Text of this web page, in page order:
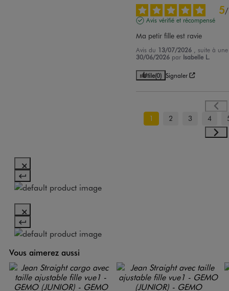
5/
Avis vérifié et récompensé
Ma petir fille est ravie
Avis du 13/07/2026
, suite à
30/06/2026 par Isabelle L.
Utile(0) Signaler
1 2 3 4
Vous aimerez aussi